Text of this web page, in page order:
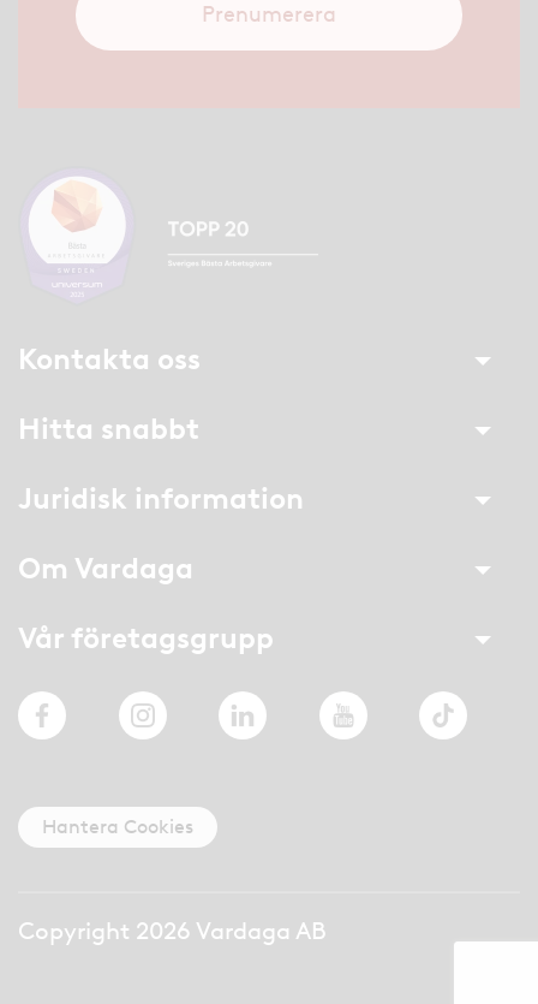
Prenumerera
Kontakta oss
Hitta snabbt
Juridisk information
Om Vardaga
Vår företagsgrupp
FacebookInstagramLinkedIn YouTube TikTok
Hantera Cookies
Copyright 2026 Vardaga AB